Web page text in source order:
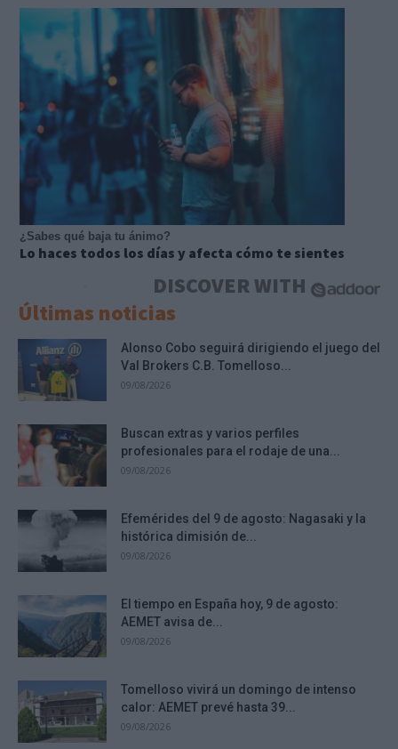
¿Sabes qué baja tu ánimo?
Lo haces todos los días y afecta cómo te sientes
DISCOVER WITH
Últimas noticias
Alonso Cobo seguirá dirigiendo el juego del
Val Brokers C.B. Tomelloso...
09/08/2026
Buscan extras y varios perfiles
profesionales para el rodaje de una...
09/08/2026
Efemérides del 9 de agosto: Nagasaki y la
histórica dimisión de...
09/08/2026
El tiempo en España hoy, 9 de agosto:
AEMET avisa de...
09/08/2026
Tomelloso vivirá un domingo de intenso
calor: AEMET prevé hasta 39...
09/08/2026